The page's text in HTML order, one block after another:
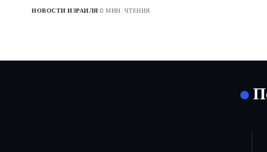
НОВОСТИ ИЗРАИЛЯ 0 МИН. ЧТЕНИЯ